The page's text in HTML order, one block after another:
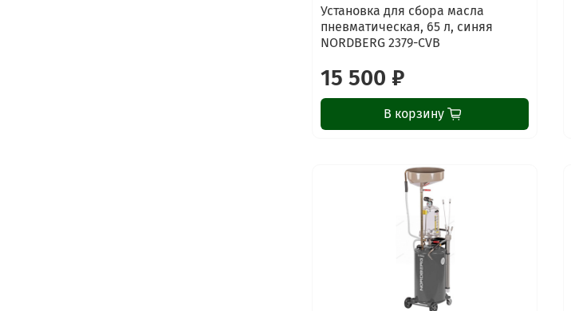
Установка для сбора масла
пневматическая, 65 л, синяя
NORDBERG 2379-CVB
15 500 ₽
В корзину